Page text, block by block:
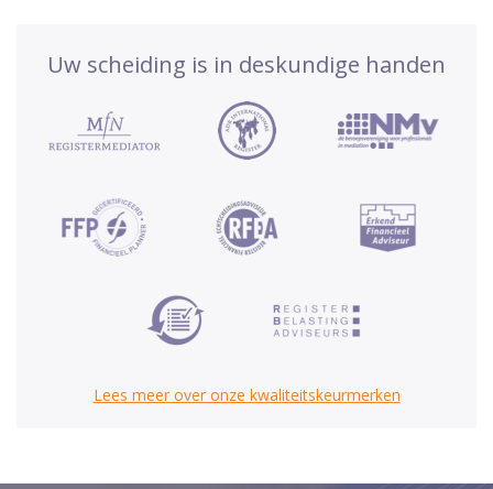
Uw scheiding is in deskundige handen
Lees meer over onze kwaliteitskeurmerken